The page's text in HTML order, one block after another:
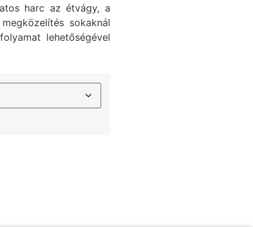
harc az étvágy, a
sokaknál
lehetőségével